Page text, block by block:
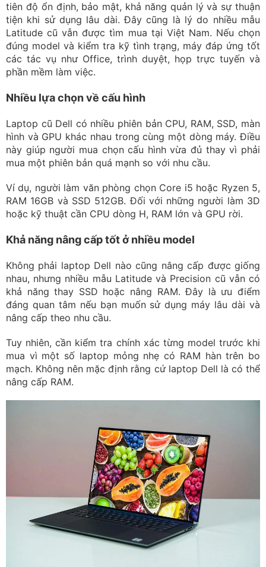
tiên độ ổn định, bảo mật, khả năng quản lý và sự thuận
tiện khi sử dụng lâu dài. Đây cũng là lý do nhiều mẫu
Latitude cũ vẫn được tìm mua tại Việt Nam. Nếu chọn
đúng model và kiểm tra kỹ tình trạng, máy đáp ứng tốt
các tác vụ như Office, trình duyệt, họp trực tuyến và
phần mềm làm việc.
Nhiều lựa chọn về cấu hình
Laptop cũ Dell có nhiều phiên bản CPU, RAM, SSD, màn
hình và GPU khác nhau trong cùng một dòng máy. Điều
này giúp người mua chọn cấu hình vừa đủ thay vì phải
mua một phiên bản quá mạnh so với nhu cầu.
Ví dụ, người làm văn phòng chọn Core i5 hoặc Ryzen 5,
RAM 16GB và SSD 512GB. Đối với những người làm 3D
hoặc kỹ thuật cần CPU dòng H, RAM lớn và GPU rời.
Khả năng nâng cấp tốt ở nhiều model
Không phải laptop Dell nào cũng nâng cấp được giống
nhau, nhưng nhiều mẫu Latitude và Precision cũ vẫn có
khả năng thay SSD hoặc nâng RAM. Đây là ưu điểm
đáng quan tâm nếu bạn muốn sử dụng máy lâu dài và
nâng cấp theo nhu cầu.
Tuy nhiên, cần kiểm tra chính xác từng model trước khi
mua vì một số laptop mỏng nhẹ có RAM hàn trên bo
mạch. Không nên mặc định rằng cứ laptop Dell là có thể
nâng cấp RAM.